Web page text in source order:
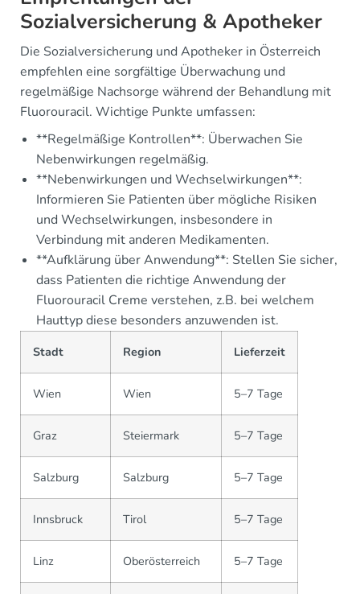
Sozialversicherung & Apotheker
Die Sozialversicherung und Apotheker in Österreich
empfehlen eine sorgfältige Überwachung und
regelmäßige Nachsorge während der Behandlung mit
Fluorouracil. Wichtige Punkte umfassen:
**Regelmäßige Kontrollen**: Überwachen Sie
Nebenwirkungen regelmäßig.
**Nebenwirkungen und Wechselwirkungen**:
Informieren Sie Patienten über mögliche Risiken
und Wechselwirkungen, insbesondere in
Verbindung mit anderen Medikamenten.
**Aufklärung über Anwendung**: Stellen Sie sicher,
dass Patienten die richtige Anwendung der
Fluorouracil Creme verstehen, z.B. bei welchem
Hauttyp diese besonders anzuwenden ist.
Stadt Region Lieferzeit
Wien Wien 5–7 Tage
Graz Steiermark 5–7 Tage
Salzburg Salzburg 5–7 Tage
Innsbruck Tirol 5–7 Tage
Linz Oberösterreich 5–7 Tage